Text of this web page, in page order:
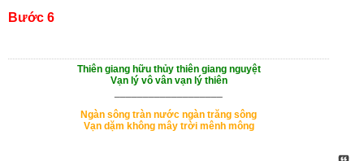
Bước 6
Thiên giang hữu thủy thiên giang nguyệt
Vạn lý vô vân vạn lý thiên
Ngàn sông tràn nước ngàn trăng sông
Vạn dặm không mây trời mênh mông